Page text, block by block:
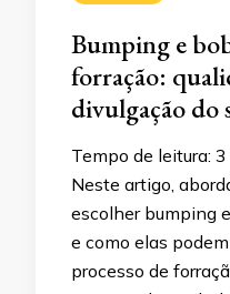
Bumping e
forração:
divulgação do
Tempo de leitura: 3
Neste artigo,
escolher bumping
e como elas
processo de